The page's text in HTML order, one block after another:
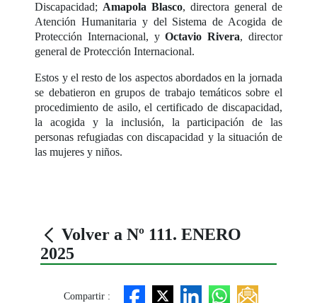
Discapacidad; Amapola Blasco, directora general de
Atención Humanitaria y del Sistema de Acogida de
Protección Internacional, yOctavio Rivera, director
general de Protección Internacional.
Estos y el resto de los aspectos abordados en la jornada
se debatieron en grupos de trabajo temáticos sobre el
procedimiento de asilo, el certificado de discapacidad,
la acogida y la inclusión, la participación de las
personas refugiadas con discapacidad y la situación de
las mujeres y niños.
Volver a Nº 111. ENERO
2025
Compartir :